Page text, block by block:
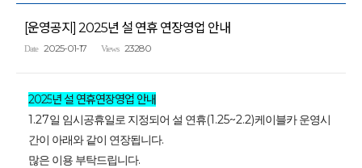
[운영공지] 2025년 설 연휴 연장영업 안내
Date 2025-01-17 Views 23280
2025년 설 연휴연장영업 안내
1.27일 임시공휴일로 지정되어 설 연휴(1.25~2.2)케이블카 운영시
간이 아래와 같이 연장됩니다.
많은 이용 부탁드립니다.